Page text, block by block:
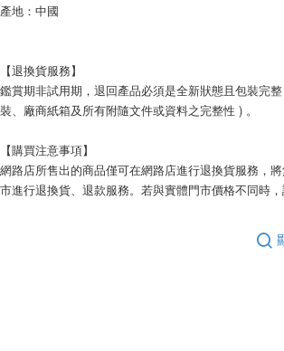
產地：中國
【退換貨服務】
鑑賞期非試用期，退回產品必須是全新狀態且包裝完
裝、廠商紙箱及所有附隨文件或資料之完整性 ) 。
【購買注意事項】
網路店所售出的商品僅可在網路店進行退換貨服務，
市進行退換貨、退款服務。若與實體門市價格不同時，